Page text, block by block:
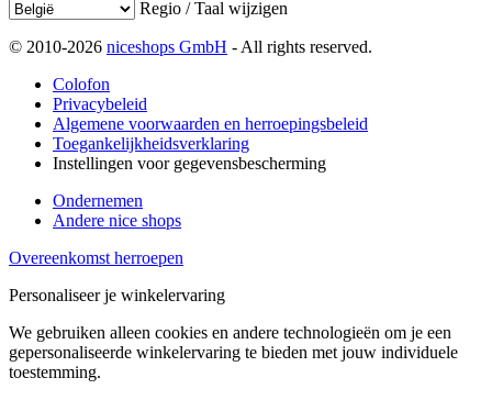
Regio / Taal wijzigen
© 2010-2026 niceshops GmbH - All rights reserved.
Colofon
Privacybeleid
Algemene voorwaarden en herroepingsbeleid
Toegankelijkheidsverklaring
Instellingen voor gegevensbescherming
Ondernemen
Andere nice shops
Overeenkomst herroepen
Personaliseer je winkelervaring
We gebruiken alleen cookies en andere technologieën om je een
gepersonaliseerde winkelervaring te bieden met jouw individuele
toestemming.